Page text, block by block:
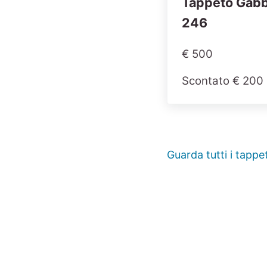
246
€ 500
Scontato € 200
Guarda tutti i